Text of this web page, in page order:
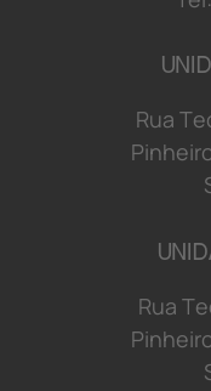
Rua Te
Pinheir
Rua Te
Pinheir